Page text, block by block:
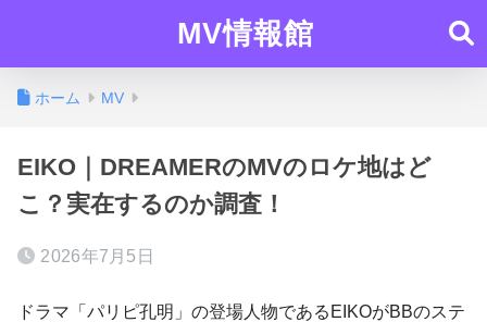
MV情報館
ホーム MV
EIKO｜DREAMERのMVのロケ地はど
こ？実在するのか調査！
2026年7月5日
ドラマ「パリピ孔明」の登場人物であるEIKOがBBのステ